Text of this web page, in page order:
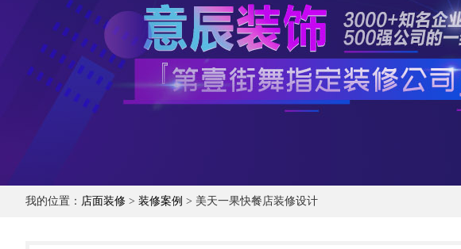
我的位置： 店面装修 > 装修案例 > 美天一果快餐店装修设计